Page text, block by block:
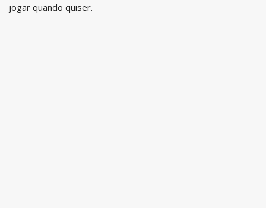
jogar quando quiser.